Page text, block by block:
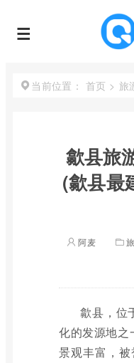
当前位置： 首页 > 旅
歙县旅
(歙县最
阿麦
歙县，位
化的发源地之
景观丰富，被